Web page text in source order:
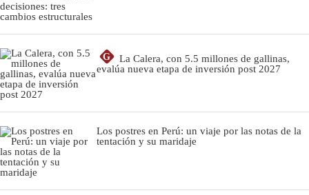
G
La Calera, con 5.5 millones de gallinas,
evalúa nueva etapa de inversión post 2027
Los postres en Perú: un viaje por las notas de la
tentación y su maridaje